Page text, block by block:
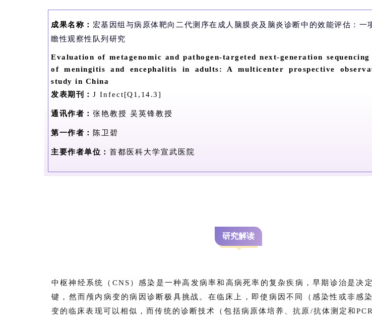
成果名称： 宏基因组与病原体靶向二代测序在成人脑膜炎及脑炎诊断中的效能评估：一
瞻性观察性队列研究
Evaluation of metagenomic and pathogen-targeted next-generation
of meningitis and encephalitis in adults: A multicenter prospective
study in China
发表期刊： J Infect[Q1,14.3]
通讯作者： 张艳教授 吴英锋教授
第一作者： 陈卫碧
主要作者单位： 首都医科大学宣武医院
研究解读
中枢神经系统（CNS）感染是一种高发病率和高病死率的复杂疾病，早期诊治是决
键，然而颅内病变的病因诊断极具挑战。在临床上，即使病因不同（感染性或非感
变的临床表现可以相似，而传统的诊断技术（包括病原体培养、抗原/抗体测定和